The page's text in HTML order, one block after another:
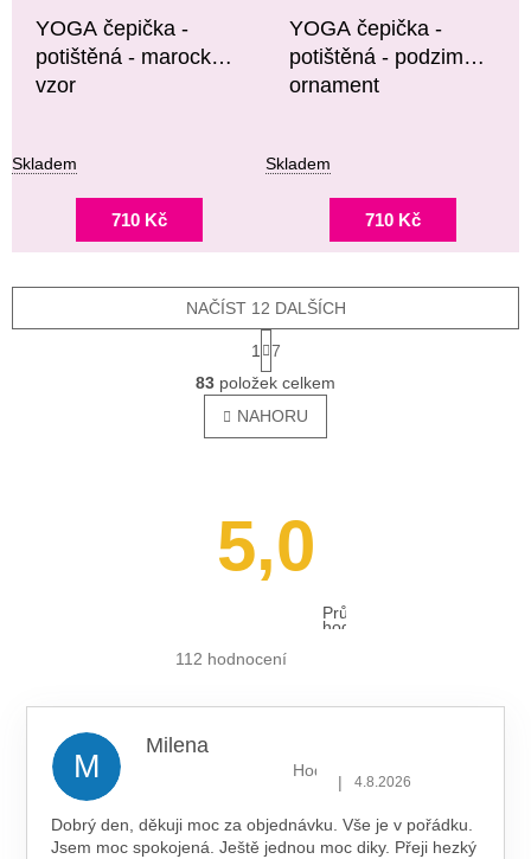
YOGA čepička -
potištěná - marocký
vzor
Skladem
710 Kč
YOGA čepička -
potištěná - podzimní
ornament
Skladem
710 Kč
O
V
L
Á
R
V
P
NAČÍST 12 DALŠÍCH
T
R
Á
N
K
1
7
83 položek celkem
NAHORU
5,0
Průměrné
hodnocení
112 hodnocení
M
Milena
Hodnocení obchodu je 5 z 5
| 4.8.2026
Dobrý den, děkuji moc za objednávku. Vše je v pořádku.
Jsem moc spokojená. Ještě jednou moc diky. Přeji hezký